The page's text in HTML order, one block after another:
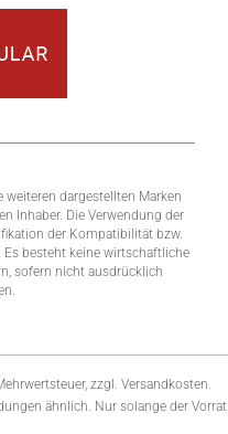
dargestellten Marken
Inhaber. Die Verwendung der
der Kompatibilität bzw.
besteht keine wirtschaftliche
sofern nicht ausdrücklich
zzgl. Versandkosten.
ähnlich. Nur solange der Vorrat